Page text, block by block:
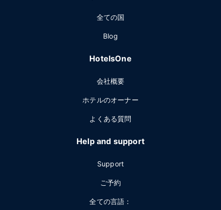
全ての国
Blog
HotelsOne
会社概要
ホテルのオーナー
よくある質問
Help and support
Support
ご予約
全ての言語：